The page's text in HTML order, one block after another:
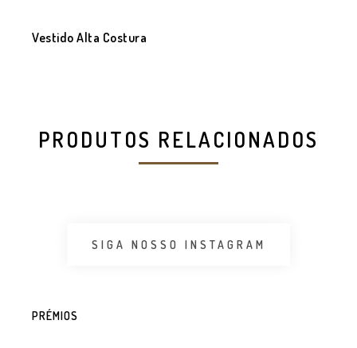
Vestido Alta Costura
PRODUTOS RELACIONADOS
SIGA NOSSO INSTAGRAM
PRÉMIOS